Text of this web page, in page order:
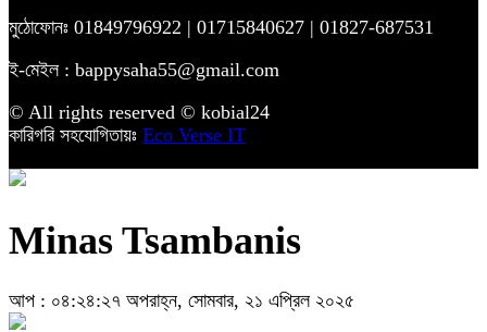
মুঠোফোনঃ 01849796922 | 01715840627 | 01827-687531
ই-মেইল : bappysaha55@gmail.com
© All rights reserved © kobial24
কারিগরি সহযোগিতায়ঃ Eco Verse IT
Minas Tsambanis
আপ : ০৪:২৪:২৭ অপরাহ্ন, সোমবার, ২১ এপ্রিল ২০২৫